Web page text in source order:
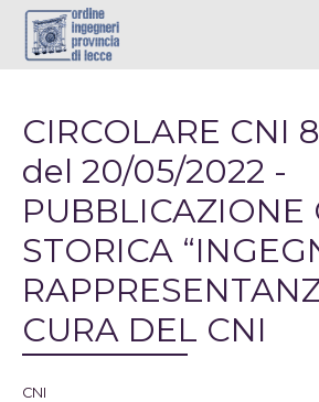
CIRCOLARE CNI
del 20/05/2022 -
PUBBLICAZIONE
STORICA
CURA DEL CNI
CNI